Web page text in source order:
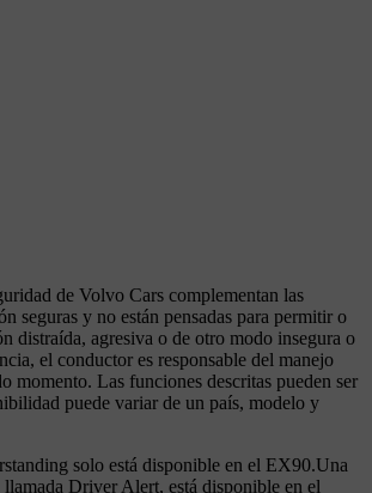
de Volvo Cars complementan las
seguras y no están pensadas para permitir o
distraída, agresiva o de otro modo insegura o
el conductor es responsable del manejo
momento. Las funciones descritas pueden ser
puede variar de un país, modelo y
solo está disponible en el EX90.Una
Driver Alert, está disponible en el